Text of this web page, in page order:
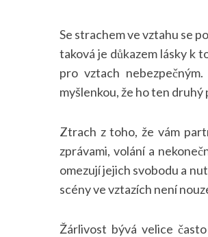
Se strachem ve vztahu se
taková je důkazem lásky k
pro vztach
myšlenkou, že ho ten
Ztrach z toho, že vám
zprávami, volání a
omezují jejich svobodu a
scény ve vztazích není
Žárlivost bývá velice